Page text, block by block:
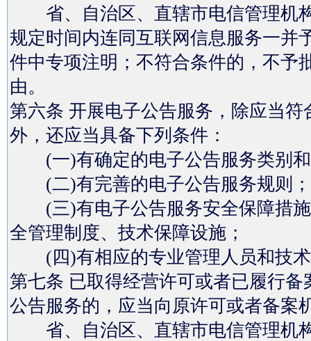
省、自治区、直辖市电信管理机
规定时间内连同互联网信息服务一并
件中专项注明；不符合条件的，不予
由。
第六条 开展电子公告服务，除应当
外，还应当具备下列条件：
(一)有确定的电子公告服务类别
(二)有完善的电子公告服务规则；
(三)有电子公告服务安全保障措施
全管理制度、技术保障设施；
(四)有相应的专业管理人员和技术
第七条 已取得经营许可或者已履行
公告服务的，应当向原许可或者备案
省、自治区、直辖市电信管理机